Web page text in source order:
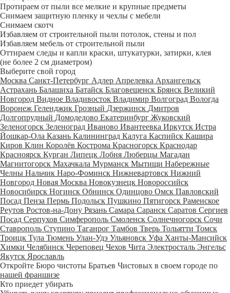
Протираем от пыли все мелкие и крупные предметы
Снимаем защитную пленку и чехлы с мебели
Снимаем скотч
Избавляем от строительной пыли потолок, стены и пол
Избавляем мебель от строительной пыли
Оттираем следы и капли краски, штукатурки, затирки, клея
(не более 2 см диаметром)
Выберите свой город
Москва Санкт-Петербург Адлер Апрелевка Архангельск
Астрахань Балашиха Батайск Благовещенск Брянск Великий
Новгород Видное Владивосток Владимир Волгоград Вологда
Воронеж Геленджик Грозный Дзержинск Дмитров
Долгопрудный Домодедово Екатеринбург Жуковский
Зеленогорск Зеленоград Иваново Ивантеевка Иркутск Истра
Йошкар-Ола Казань Калининград Калуга Каспийск Кашира
Киров Клин Королёв Кострома Красногорск Краснодар
Красноярск Курган Липецк Лобня Люберцы Магадан
Магнитогорск Махачкала Мурманск Мытищи Набережные
Челны Нальчик Наро-Фоминск Нижневартовск Нижний
Новгород Новая Москва Новокузнецк Новороссийск
Новосибирск Ногинск Обнинск Одинцово Омск Павловский
Посад Пенза Пермь Подольск Пушкино Пятигорск Раменское
Реутов Ростов-на-Дону Рязань Самара Саранск Саратов Сергиев
Посад Серпухов Симферополь Смоленск Солнечногорск Сочи
Ставрополь Ступино Таганрог Тамбов Тверь Тольятти Томск
Троицк Тула Тюмень Улан-Удэ Ульяновск Уфа Ханты-Мансийск
Химки Челябинск Череповец Чехов Чита Электросталь Энгельс
Якутск Ярославль
Откройте Бюро чистоты Братьев Чистовых в своем городе по
нашей франшизе
Кто приедет убирать